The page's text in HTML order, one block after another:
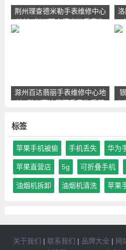
荆州理查德米勒手表维修中心
地址_荆州理查德米勒手表售
_
滁州百达翡丽手表维修中心地
址_滁州百达翡丽手表售后服
标签
苹果手机被偷 手机丢失 华为
苹果直营店 5g 可折叠手机
油烟机拆卸 油烟机清洗 苹果
关于我们 | 联系我们 | 品牌大全| 网